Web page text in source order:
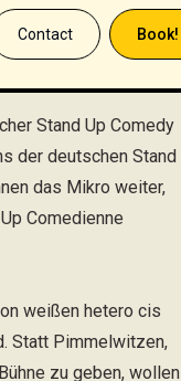
Contact Book!
Stand Up Comedy
der deutschen Stand
das Mikro weiter,
Comedienne
weißen hetero cis
Statt Pimmelwitzen,
zu geben, wollen